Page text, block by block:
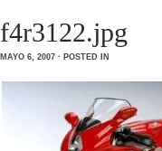
f4r3122.jpg
MAYO 6, 2007 · POSTED IN